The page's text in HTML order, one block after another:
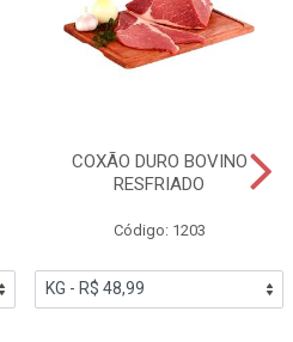
COXÃO DURO BOVINO
RESFRIADO
Código: 1203